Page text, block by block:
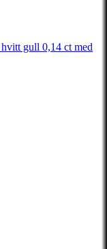
gull 0,14 ct med